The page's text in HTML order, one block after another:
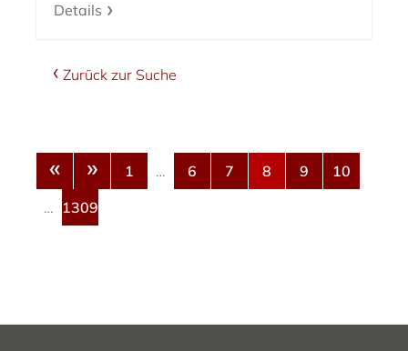
Details
Zurück zur Suche
« » 1 … 6 7 8 9
10
… 1309